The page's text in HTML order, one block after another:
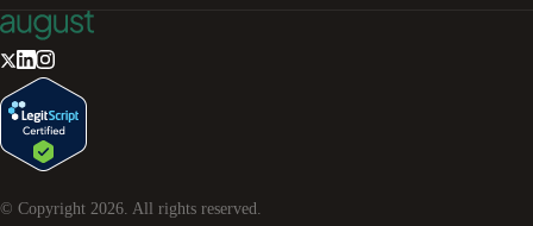
© Copyright 2026 . All rights reserved.